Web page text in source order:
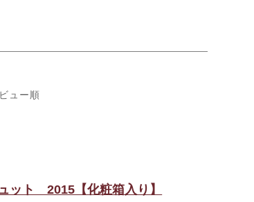
ュー順
ト 2015【化粧箱入り】